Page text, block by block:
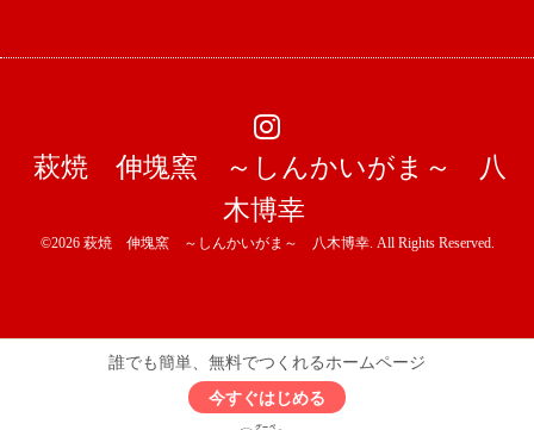
萩焼 伸塊窯 ～しんかいがま～ 八
木博幸
©2026 萩焼 伸塊窯 ～しんかいがま～ 八木博幸. All Rights Reserved.
誰でも簡単、無料でつくれるホームページ
今すぐはじめる